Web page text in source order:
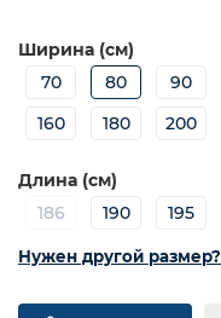
Ширина (см)
70
80 90
160
180 200
Длина (см)
186
190 195
Нужен другой размер?